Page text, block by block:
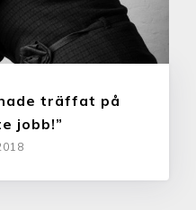
träffat på
jobb!”